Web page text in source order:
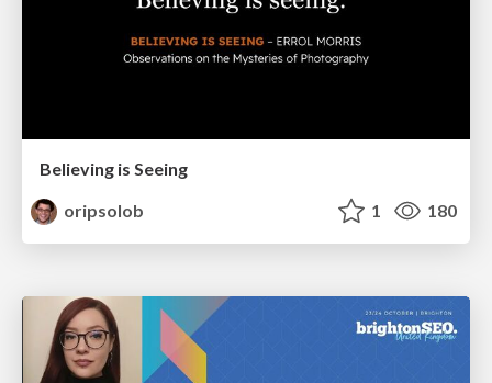
Believing is Seeing
oripsolob
1 180